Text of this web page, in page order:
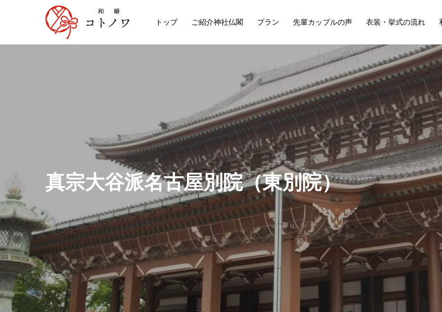
トップ ご紹介神社仏閣 プラン 先輩カップルの声 衣装・挙式の流れ
真宗大谷派名古屋別院（東別院）